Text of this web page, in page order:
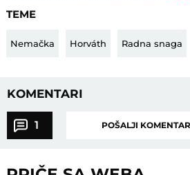
TEME
Nemačka Horváth Radna snaga
KOMENTARI
1 POŠALJI KOMENTAR